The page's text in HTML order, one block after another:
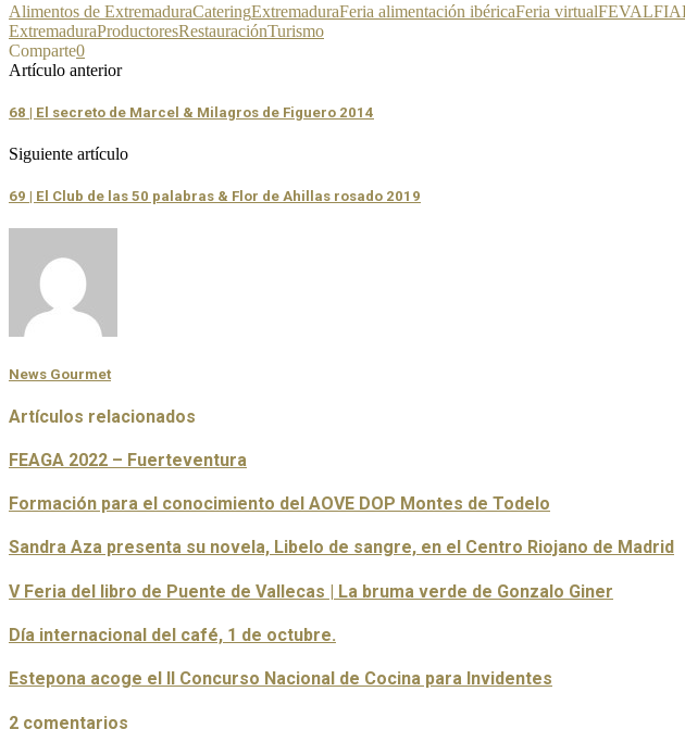
Alimentos de ExtremaduraCateringExtremaduraFeria alimentación ibéricaFeria virtualFEVAL
ExtremaduraProductoresRestauraciónTurismo
Comparte0
Artículo anterior
68 | El secreto de Marcel & Milagros de Figuero 2014
Siguiente artículo
69 | El Club de las 50 palabras & Flor de Ahillas rosado 2019
News Gourmet
Artículos relacionados
FEAGA 2022 – Fuerteventura
Formación para el conocimiento del AOVE DOP Montes de Todelo
Sandra Aza presenta su novela, Libelo de sangre, en el Centro Riojano de Madrid
V Feria del libro de Puente de Vallecas | La bruma verde de Gonzalo Giner
Día internacional del café, 1 de octubre.
Estepona acoge el II Concurso Nacional de Cocina para Invidentes
2 comentarios